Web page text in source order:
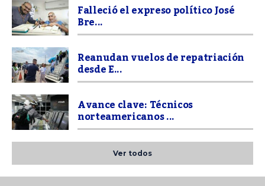
Falleció el expreso político José
Bre...
Reanudan vuelos de repatriación
desde E...
Avance clave: Técnicos
norteamericanos ...
Ver todos